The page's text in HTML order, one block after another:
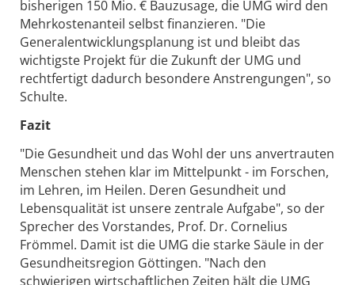
bisherigen 150 Mio. € Bauzusage, die UMG wird den
Mehrkostenanteil selbst finanzieren. "Die
Generalentwicklungsplanung ist und bleibt das
wichtigste Projekt für die Zukunft der UMG und
rechtfertigt dadurch besondere Anstrengungen", so
Schulte.
Fazit
"Die Gesundheit und das Wohl der uns anvertrauten
Menschen stehen klar im Mittelpunkt - im Forschen,
im Lehren, im Heilen. Deren Gesundheit und
Lebensqualität ist unsere zentrale Aufgabe", so der
Sprecher des Vorstandes, Prof. Dr. Cornelius
Frömmel. Damit ist die UMG die starke Säule in der
Gesundheitsregion Göttingen. "Nach den
schwierigen wirtschaftlichen Zeiten hält die UMG